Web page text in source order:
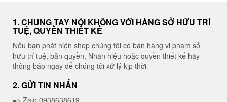
1. CHUNG TAY NÓI KHÔNG VỚI HÀNG SỞ HỮU TRÍ
TUỆ, QUYỀN THIẾT KẾ
Nếu bạn phát hiện shop chúng tôi có bán hàng vi phạm sở
hữu trí tuệ, bản quyền, Nhãn hiệu hoặc quyền thiết kế hãy
thông báo ngay để chúng tôi xử lý kịp thời
2. GỬI TIN NHẮN
=> Zalo 0938638619